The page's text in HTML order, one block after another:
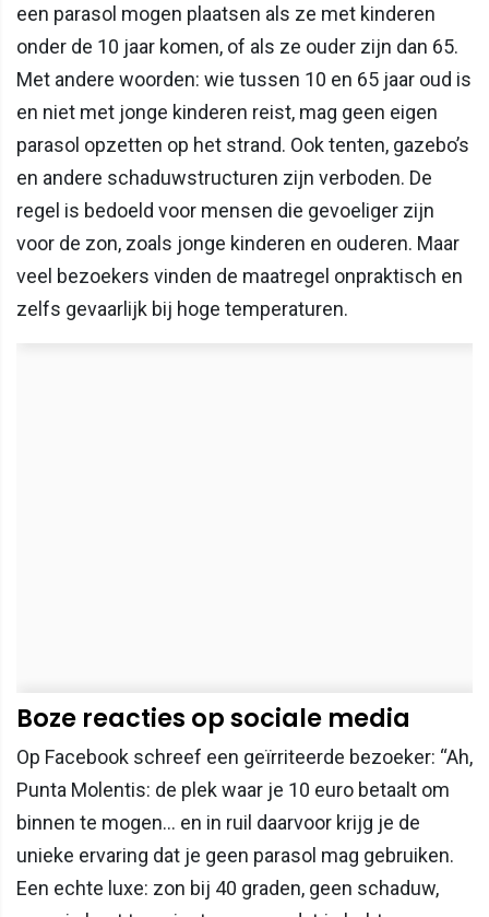
een parasol mogen plaatsen als ze met kinderen
onder de 10 jaar komen, of als ze ouder zijn dan 65.
Met andere woorden: wie tussen 10 en 65 jaar oud is
en niet met jonge kinderen reist, mag geen eigen
parasol opzetten op het strand. Ook tenten, gazebo’s
en andere schaduwstructuren zijn verboden. De
regel is bedoeld voor mensen die gevoeliger zijn
voor de zon, zoals jonge kinderen en ouderen. Maar
veel bezoekers vinden de maatregel onpraktisch en
zelfs gevaarlijk bij hoge temperaturen.
Boze reacties op sociale media
Op Facebook schreef een geïrriteerde bezoeker: “Ah,
Punta Molentis: de plek waar je 10 euro betaalt om
binnen te mogen... en in ruil daarvoor krijg je de
unieke ervaring dat je geen parasol mag gebruiken.
Een echte luxe: zon bij 40 graden, geen schaduw,